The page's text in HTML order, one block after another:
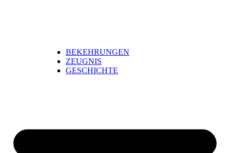
BEKEHRUNGEN
ZEUGNIS
GESCHICHTE